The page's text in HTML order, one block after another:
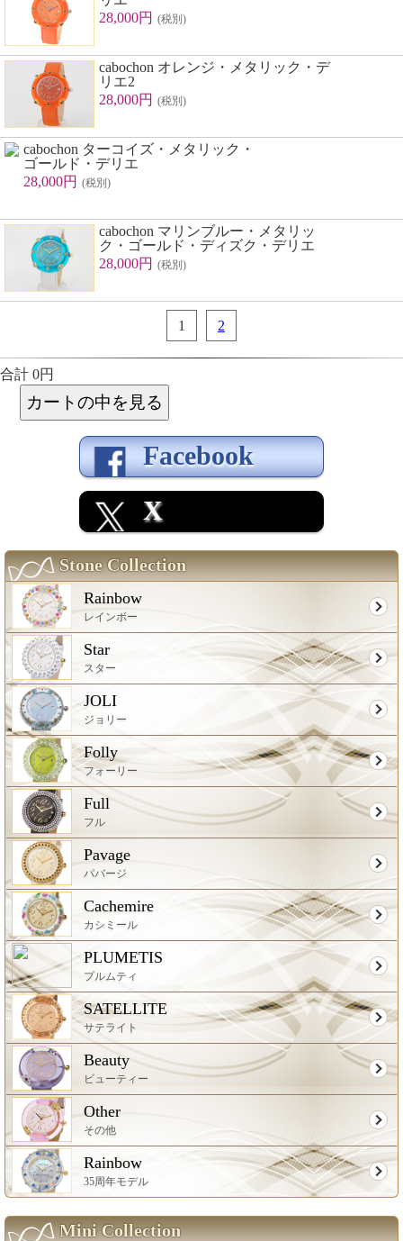
28,000円 (税別)
cabochon オレンジ・メタリック・デ
リエ2
28,000円 (税別)
cabochon ターコイズ・メタリック・
ゴールド・デリエ
28,000円 (税別)
cabochon マリンブルー・メタリッ
ク・ゴールド・ディズク・デリエ
28,000円 (税別)
1 2
合計 0円
Facebook
X
Stone Collection
Rainbow
レインボー
Star
スター
JOLI
ジョリー
Folly
フォーリー
Full
フル
Pavage
パバージ
Cachemire
カシミール
PLUMETIS
プルムティ
SATELLITE
サテライト
Beauty
ビューティー
Other
その他
Rainbow
35周年モデル
Mini Collection